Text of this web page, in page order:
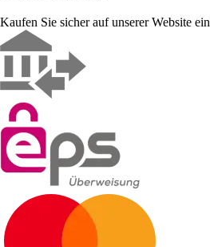
Kaufen Sie sicher auf unserer Website ein